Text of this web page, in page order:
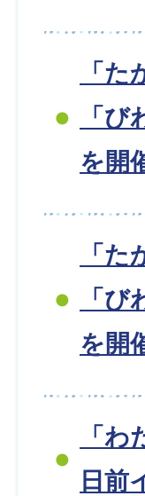
「
「
を開
「
「
を開
「
日前